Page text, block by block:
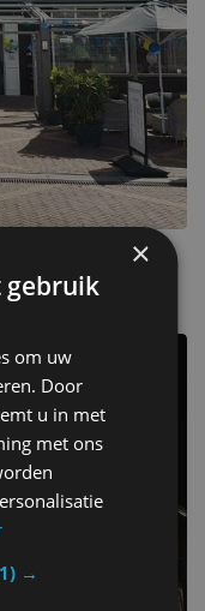
×
gebruik
om uw
Door
u in met
met ons
→